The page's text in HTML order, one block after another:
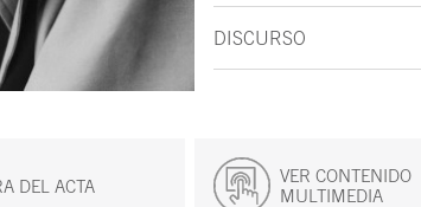
DISCURSO
DEL ACTA
VER CONTENIDO
MULTIMEDIA